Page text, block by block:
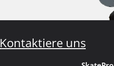
Kontaktiere uns